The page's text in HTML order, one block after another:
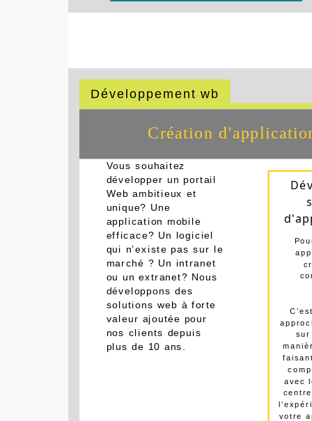
Développement wb
Création
Vous souhaitez
développer un portail
Web ambitieux et
unique? Une
application mobile
efficace? Un logiciel
qui n’existe pas sur le
marché ? Un intranet
ou un extranet? Nous
développons des
solutions web à forte
valeur ajoutée pour
nos clients depuis
avec